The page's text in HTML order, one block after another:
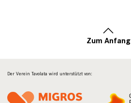
Zum Anfang
Der Verein Tavolata wird unterstützt von: